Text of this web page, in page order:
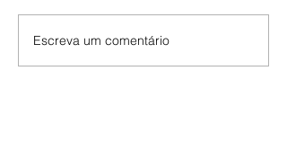
Escreva um comentário